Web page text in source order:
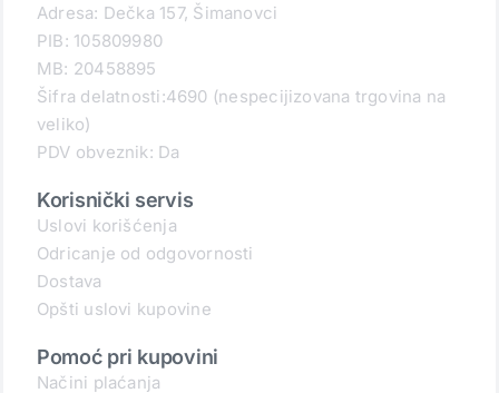
Adresa: Dečka 157, Šimanovci
PIB: 105809980
MB: 20458895
Šifra delatnosti:4690 (nespecijizovana trgovina na
veliko)
PDV obveznik: Da
Korisnički servis
Uslovi korišćenja
Odricanje od odgovornosti
Dostava
Opšti uslovi kupovine
Pomoć pri kupovini
Načini plaćanja